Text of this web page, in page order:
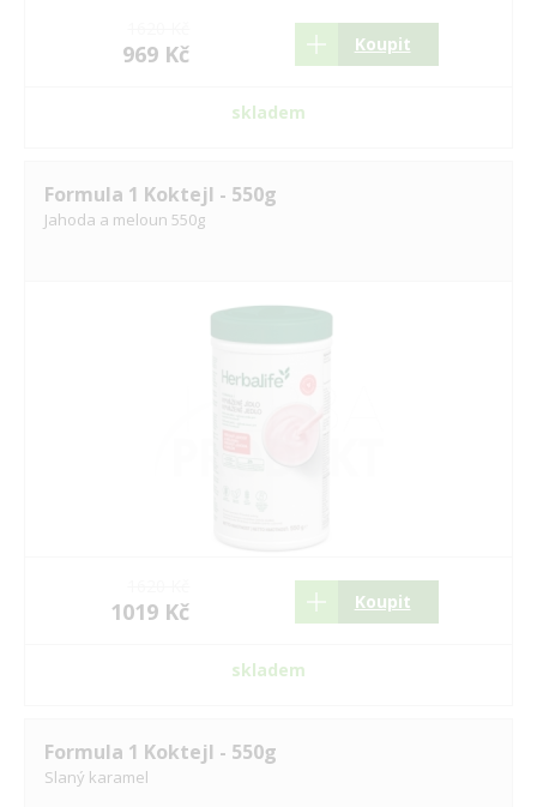
969 Kč Koupit
skladem
Formula 1 Koktejl - 550g
Jahoda a meloun 550g
1019 Kč Koupit
skladem
Formula 1 Koktejl - 550g
Slaný karamel